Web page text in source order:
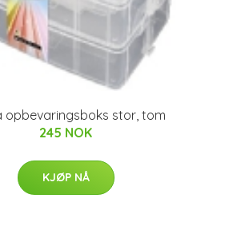
opbevaringsboks stor, tom
245 NOK
KJØP NÅ